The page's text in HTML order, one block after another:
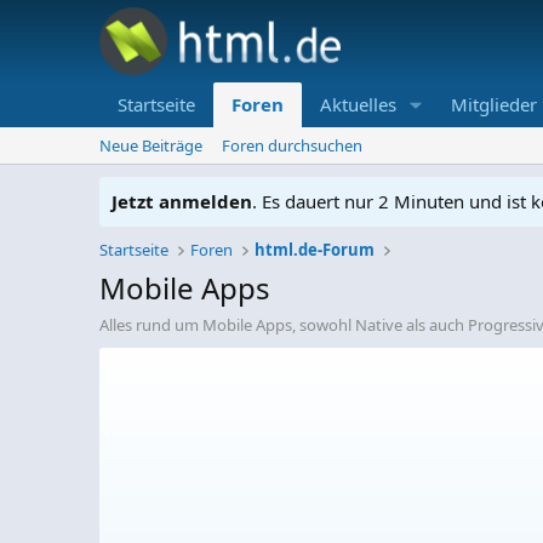
Startseite Foren Aktuelles Mitglieder
Neue Beiträge Foren durchsuchen
Jetzt anmelden. Es dauert nur 2 Minuten und ist
Startseite Foren html.de-Forum
Mobile Apps
Alles rund um Mobile Apps, sowohl Native als auch